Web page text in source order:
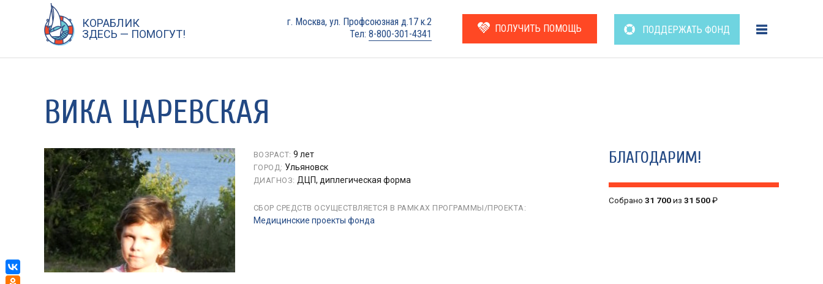
содержанию
КОРАБЛИК
ЗДЕСЬ — ПОМОГУТ!
г. Москва, ул. Профсоюзная д.17 к.2
Тел: 8-800-301-4341 ПОЛУЧИТЬ ПОМОЩЬ ПОДДЕРЖАТЬ ФОНД
ВИКА ЦАРЕВСКАЯ
ВОЗРАСТ: 9 лет
ГОРОД: Ульяновск
ДИАГНОЗ: ДЦП, диплегическая форма
СБОР СРЕДСТВ ОСУЩЕСТВЛЯЕТСЯ В РАМКАХ ПРОГРАММЫ/ПРОЕКТА:
Медицинские проекты фонда
БЛАГОДАРИМ!
Собрано31 700из31 500₽